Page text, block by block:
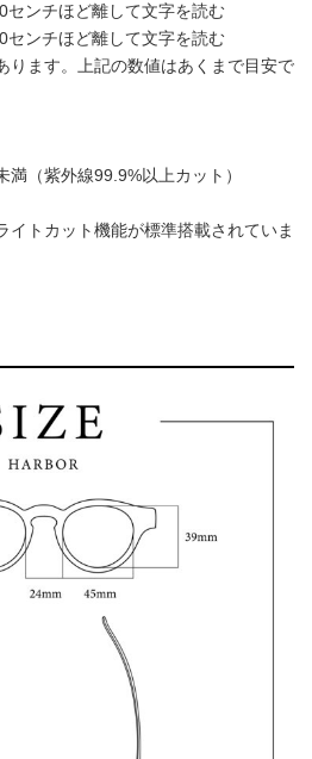
ンチほど離して文字を読む
ンチほど離して文字を読む
ます。上記の数値はあくまで目安で
（紫外線99.9%以上カット）
トカット機能が標準搭載されていま